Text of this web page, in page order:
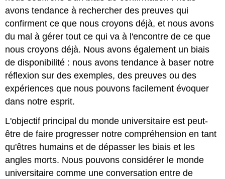
avons tendance à rechercher des preuves qui
confirment ce que nous croyons déjà, et nous avons
du mal à gérer tout ce qui va à l'encontre de ce que
nous croyons déjà. Nous avons également un biais
de disponibilité : nous avons tendance à baser notre
réflexion sur des exemples, des preuves ou des
expériences que nous pouvons facilement évoquer
dans notre esprit.
L'objectif principal du monde universitaire est peut-
être de faire progresser notre compréhension en tant
qu'êtres humains et de dépasser les biais et les
angles morts. Nous pouvons considérer le monde
universitaire comme une conversation entre de